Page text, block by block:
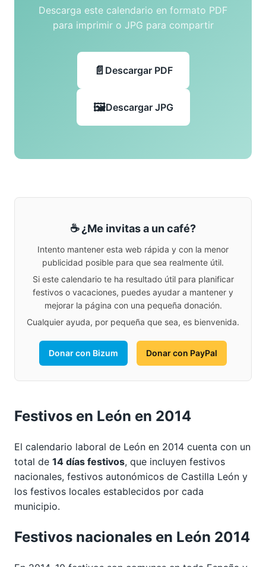
Descarga este calendario en formato PDF
para imprimir o JPG para compartir
Descargar PDF
Descargar JPG
☕ ¿Me invitas a un café?
Intento mantener esta web rápida y con la menor
publicidad posible para que sea realmente útil.
Si este calendario te ha resultado útil para planificar
festivos o vacaciones, puedes ayudar a mantener y
mejorar la página con una pequeña donación.
Cualquier ayuda, por pequeña que sea, es bienvenida.
Donar con Bizum Donar con PayPal
Festivos en León en 2014
El calendario laboral de León en 2014 cuenta con un
total de 14 días festivos, que incluyen festivos
nacionales, festivos autonómicos de Castilla León y
los festivos locales establecidos por cada
municipio.
Festivos nacionales en León 2014